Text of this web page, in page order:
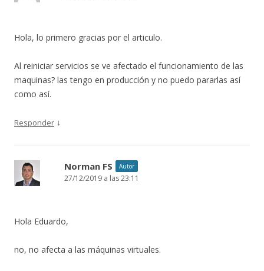
Hola, lo primero gracias por el articulo.
Al reiniciar servicios se ve afectado el funcionamiento de las
maquinas? las tengo en producción y no puedo pararlas así
como así.
Responder ↓
Norman FS Autor
27/12/2019 a las 23:11
Hola Eduardo,
no, no afecta a las máquinas virtuales.